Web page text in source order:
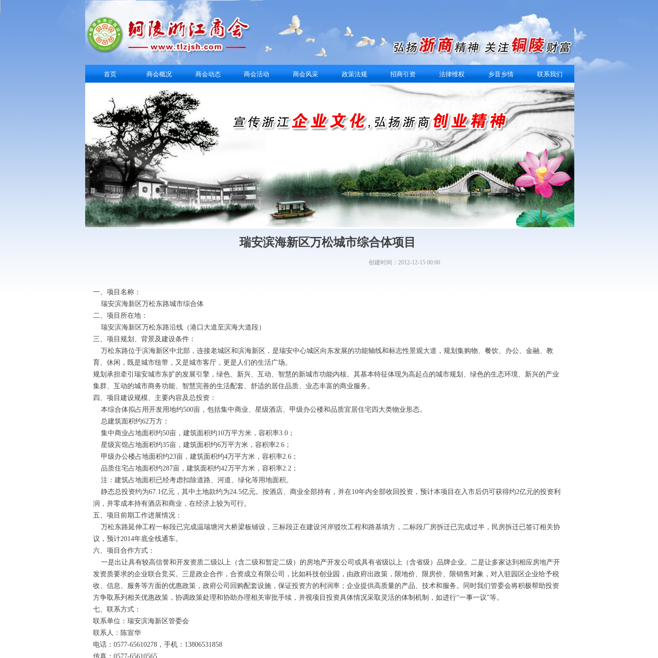
首页 商会概况 商会动态 商会活动 商会风采 政策法规 招商引资 法律维权 乡音乡情 联系我们
瑞安滨海新区万松城市综合体项目
一、项目名称：
瑞安滨海新区万松东路城市综合体
二、项目所在地：
瑞安滨海新区万松东路沿线（港口大道至滨海大道段）
三、项目规划、背景及建设条件：
万松东路位于滨海新区中北部，连接老城区和滨海新区，是瑞安中心城区向东发展的功能轴线和标志性景观大道，规划集购物、餐饮、办公、金融、教
育、休闲，既是城市纽带，又是城市客厅，更是人们的生活广场。
规划承担牵引瑞安城市东扩的发展引擎，绿色、新兴、互动、智慧的新城市功能内核。其基本特征体现为高起点的城市规划、绿色的生态环境、新兴的产业
集群、互动的城市商务功能、智慧完善的生活配套、舒适的居住品质、业态丰富的商业服务。
四、项目建设规模、主要内容及总投资：
本综合体拟占用开发用地约500亩，包括集中商业、星级酒店、甲级办公楼和品质宜居住宅四大类物业形态。
总建筑面积约62万方：
集中商业占地面积约50亩，建筑面积约10万平方米，容积率3.0；
星级宾馆占地面积约35亩，建筑面积约6万平方米，容积率2.6；
甲级办公楼占地面积约23亩，建筑面积约4万平方米，容积率2.6；
品质住宅占地面积约287亩，建筑面积约42万平方米，容积率2.2；
注：建筑占地面积已经考虑扣除道路、河道、绿化等用地面积。
静态总投资约为67.1亿元，其中土地款约为24.5亿元。按酒店、商业全部持有，并在10年内全部收回投资，预计本项目在入市后仍可获得约2亿元的投资利
润，并零成本持有酒店和商业，在经济上较为可行。
五、项目前期工作进展情况：
万松东路延伸工程一标段已完成温瑞塘河大桥梁板铺设，三标段正在建设河岸驳坎工程和路基填方，二标段厂房拆迁已完成过半，民房拆迁已签订相关协
议，预计2014年底全线通车。
六、项目合作方式：
一是出让具有较高信誉和开发资质二级以上（含二级和暂定二级）的房地产开发公司或具有省级以上（含省级）品牌企业。二是让多家达到相应房地产开
发资质要求的企业联合竞买。三是政企合作，合资成立有限公司，比如科技创业园，由政府出政策，限地价、限房价、限销售对象，对入驻园区企业给予税
收、信息、服务等方面的优惠政策，政府公司回购配套设施，保证投资方的利润率；企业提供高质量的产品、技术和服务。同时我们管委会将积极帮助投资
方争取系列相关优惠政策，协调政策处理和协助办理相关审批手续，并视项目投资具体情况采取灵活的体制机制，如进行“一事一议”等。
七、联系方式：
联系单位：瑞安滨海新区管委会
联系人：陈宣华
电话：0577-65610278，手机：13806531858
传真：0577-65610565
创建时间： 2012-12-15 00:00